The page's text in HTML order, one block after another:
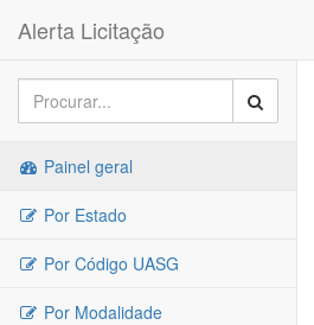
Alerta Licitação
Painel geral
Por Estado
Por Código UASG
Por Modalidade